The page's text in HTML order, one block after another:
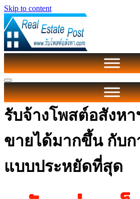
Skip to content
รับจ้างโพสต์อสังห
ขายได้มากขึ้น กับก
แบบประหยัดที่สุด